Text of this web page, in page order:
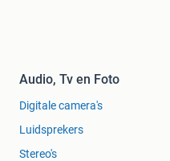
Audio, Tv en Foto
Digitale camera's
Luidsprekers
Stereo's